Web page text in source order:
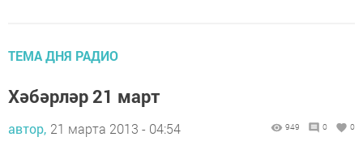
ТЕМА ДНЯ РАДИО
Хәбәрләр 21 март
автор, 21 марта 2013 - 04:54 949 0 0